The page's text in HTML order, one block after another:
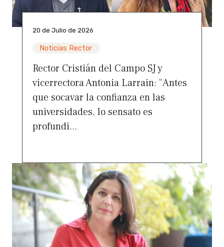
20 de Julio de 2026
Noticias Rector
Rector Cristián del Campo SJ y
vicerrectora Antonia Larrain: “Antes
que socavar la confianza en las
universidades, lo sensato es
profundi...